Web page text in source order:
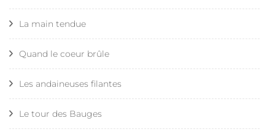
La main tendue
Quand le coeur brûle
Les andaineuses filantes
Le tour des Bauges